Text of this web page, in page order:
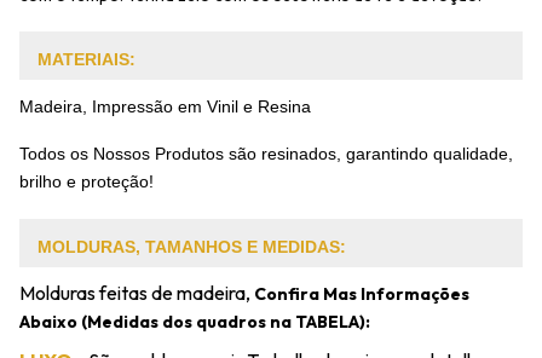
MATERIAIS:
Madeira, Impressão em Vinil e Resina
Todos os Nossos Produtos são resinados, garantindo qualidade,
brilho e proteção!
MOLDURAS, TAMANHOS E MEDIDAS:
Molduras feitas de madeira, Confira Mas Informações
Abaixo (Medidas dos quadros na TABELA):